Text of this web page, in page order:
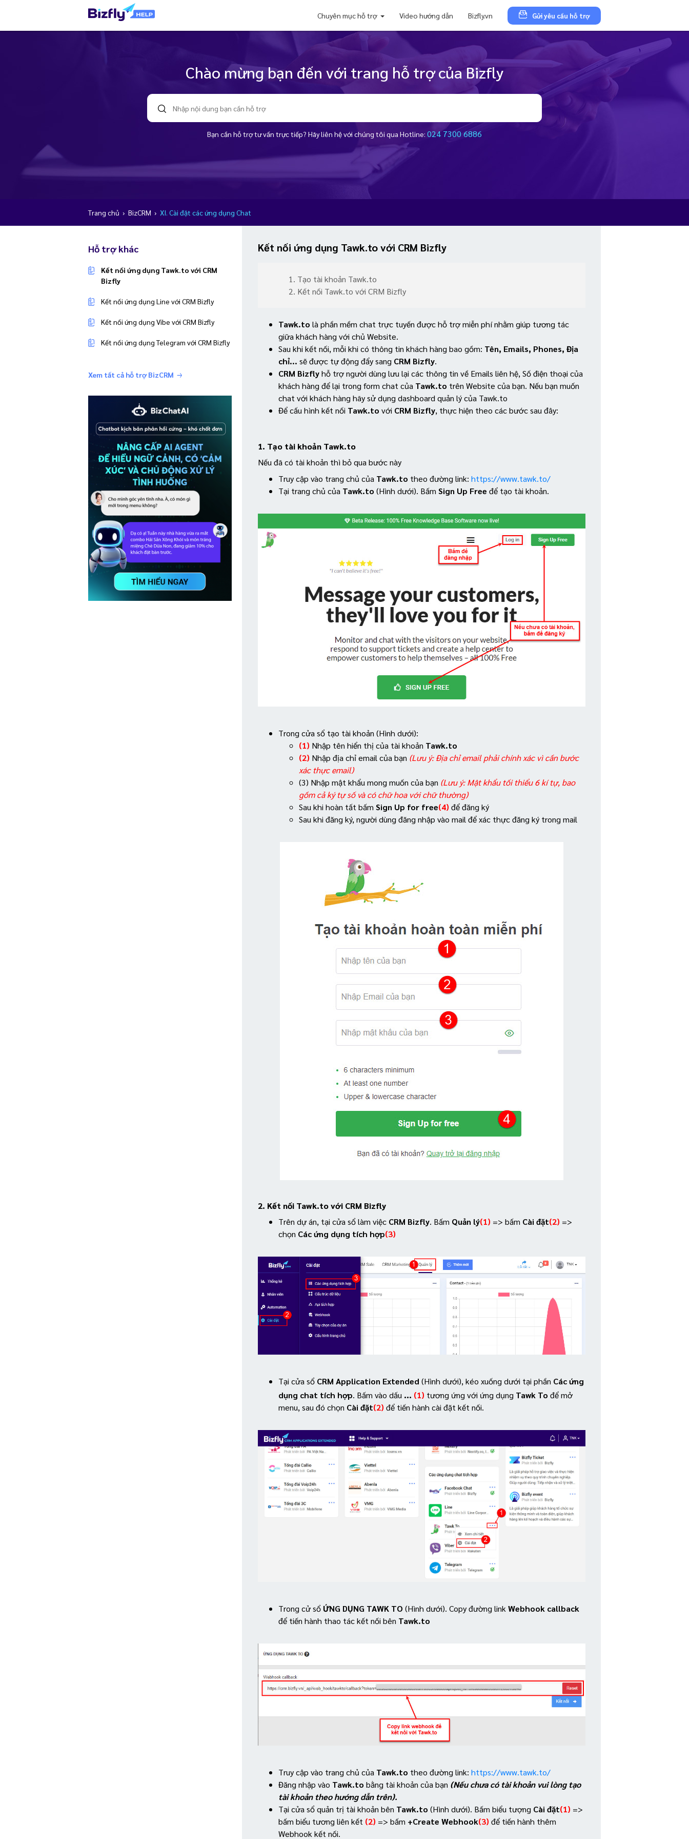
Chuyên mục hỗ trợ Video hướng dẫn Bizfly.vn Gửi yêu cầu hỗ trợ
Chào mừng bạn đến với trang hỗ trợ của Bizfly
Bạn cần hỗ trợ tư vấn trực tiếp? Hãy liên hệ với chúng tôi qua Hotline: 024 7300 6886
Trang chủ › BizCRM › XI. Cài đặt các ứng dụng Chat
Hỗ trợ khác
Kết nối ứng dụng Tawk.to với CRM
Bizfly
Kết nối ứng dụng Line với CRM Bizfly
Kết nối ứng dụng Vibe với CRM Bizfly
Kết nối ứng dụng Telegram với CRM Bizfly
Xem tất cả hỗ trợ BizCRM
Kết nối ứng dụng Tawk.to với CRM Bizfly
1. Tạo tài khoản Tawk.to
2. Kết nối Tawk.to với CRM Bizfly
Tawk.to là phần mềm chat trực tuyến được hỗ trợ miễn phí nhằm giúp tương tác
giữa khách hàng với chủ Website.
Sau khi kết nối, mỗi khi có thông tin khách hàng bao gồm: Tên, Emails, Phones, Địa
chỉ... sẽ được tự động đẩy sang CRM Bizfly.
CRM Bizflyhỗ trợ người dùng lưu lại các thông tin về Emails liên hệ, Số điện thoại của
khách hàng để lại trong form chat của Tawk.to trên Website của bạn. Nếu bạn muốn
chat với khách hàng hãy sử dụng dashboard quản lý của Tawk.to
Để cấu hình kết nối Tawk.to với CRM Bizfly, thực hiện theo các bước sau đây:
1. Tạo tài khoản Tawk.to
Nếu đã có tài khoản thì bỏ qua bước này
Truy cập vào trang chủ của Tawk.to theo đường link: https://www.tawk.to/
Tại trang chủ của Tawk.to (Hình dưới). Bấm Sign Up Free để tạo tài khoản.
Trong cửa sổ tạo tài khoản (Hình dưới):
(1) Nhập tên hiển thị của tài khoản Tawk.to
(2) Nhập địa chỉ email của bạn (Lưu ý: Địa chỉ email phải chính xác vì cần bước
xác thực email)
(3) Nhập mật khẩu mong muốn của bạn (Lưu ý: Mật khẩu tối thiểu 6 kí tự, bao
gồm cả ký tự số và có chữ hoa với chữ thường)
Sau khi hoàn tất bấm Sign Up for free(4) để đăng ký
Sau khi đăng ký, người dùng đăng nhập vào mail để xác thực đăng ký trong mail
2. Kết nối Tawk.to với CRM Bizfly
Trên dự án, tại cửa sổ làm việc CRM Bizfly. Bấm Quản lý(1) => bấm Cài đặt(2) =>
chọn Các ứng dụng tích hợp(3)
Tại cửa sổ CRM Application Extended (Hình dưới), kéo xuống dưới tại phần Các ứng
dụng chat tích hợp. Bấm vào dấu ... (1) tương ứng với ứng dụng Tawk To để mở
menu, sau đó chọn Cài đặt(2) để tiến hành cài đặt kết nối.
Trong cử sổ ỨNG DỤNG TAWK TO (Hình dưới). Copy đường linkWebhook callback
để tiến hành thao tác kết nối bên Tawk.to
Truy cập vào trang chủ của Tawk.to theo đường link: https://www.tawk.to/
Đăng nhập vào Tawk.to bằng tài khoản của bạn (Nếu chưa có tài khoản vui lòng tạo
tài khoản theo hướng dẫn trên).
Tại cửa sổ quản trị tài khoản bên Tawk.to (Hình dưới). Bấm biểu tượng Cài đặt(1) =>
bấm biểu tương liên kết (2) => bấm +Create Webhook(3) để tiến hành thêm
Webhook kết nối.